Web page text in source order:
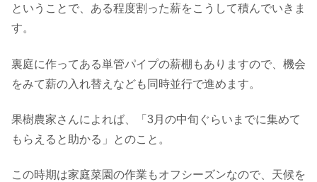
ということで、ある程度割った薪をこうして積んでいきま
す。
裏庭に作ってある単管パイプの薪棚もありますので、機会
をみて薪の入れ替えなども同時並行で進めます。
果樹農家さんによれば、「3月の中旬ぐらいまでに集めて
もらえると助かる」とのこと。
この時期は家庭菜園の作業もオフシーズンなので、天候を